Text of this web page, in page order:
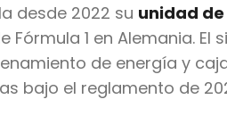
desde 2022 su unidad
Fórmula 1 en Alemania.
de energía y
bajo el reglamento de